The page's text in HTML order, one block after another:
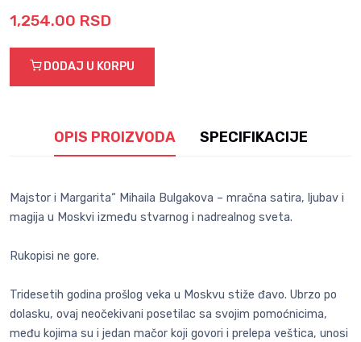
1,254.00 RSD
DODAJ U KORPU
OPIS PROIZVODA SPECIFIKACIJE
Majstor i Margarita“ Mihaila Bulgakova – mračna satira, ljubav i
magija u Moskvi između stvarnog i nadrealnog sveta.
Rukopisi ne gore.
Tridesetih godina prošlog veka u Moskvu stiže đavo. Ubrzo po
dolasku, ovaj neočekivani posetilac sa svojim pomoćnicima,
među kojima su i jedan mačor koji govori i prelepa veštica, unosi